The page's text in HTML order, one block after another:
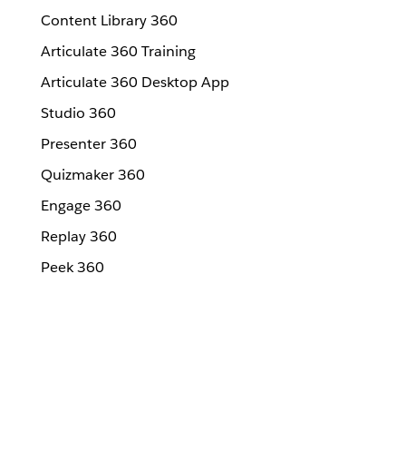
Content Library 360
Articulate 360 Training
Articulate 360 Desktop App
Studio 360
Presenter 360
Quizmaker 360
Engage 360
Replay 360
Peek 360